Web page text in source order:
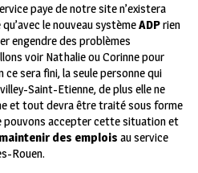
paye de notre site n’existera
le nouveau systèmeADPrien
engendre des problèmes
voir Nathalie ou Corinne pour
sera fini, la seule personne qui
Saint-Etienne, de plus elle ne
et tout devra être traité sous forme
pouvons accepter cette situation et
des emplois au service
Rouen.